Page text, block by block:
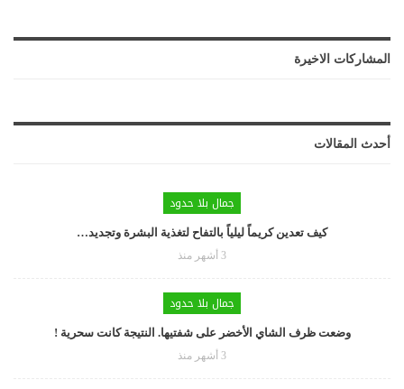
المشاركات الاخيرة
أحدث المقالات
جمال بلا حدود
كيف تعدين كريماً ليلياً بالتفاح لتغذية البشرة وتجديد…
3 أشهر منذ
جمال بلا حدود
وضعت ظرف الشاي الأخضر على شفتيها. النتيجة كانت سحرية !
3 أشهر منذ